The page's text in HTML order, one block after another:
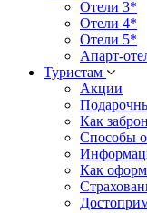
Отели 3*
Отели 4*
Отели 5*
Апарт-
Туристам
Акции
Как
Способы
Как